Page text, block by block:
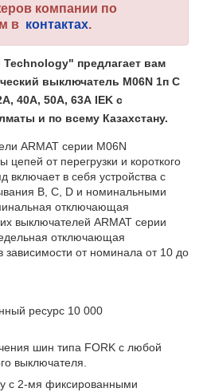
компании по
в контактах.
Technology" предлагает вам
выключатель M06N 1п C
40А, 50А, 63А IEK с
и по всему Казахстану.
ARMAT серии M06N
от перегрузки и короткого
в себя устройства с
B, C, D и номинальными
отключающая
выключателей ARMAT серии
отключающая
зависимости от номинала от 10 до
ресурс 10 000
шин типа FORK с любой
выключателя.
с 2-мя фиксированными